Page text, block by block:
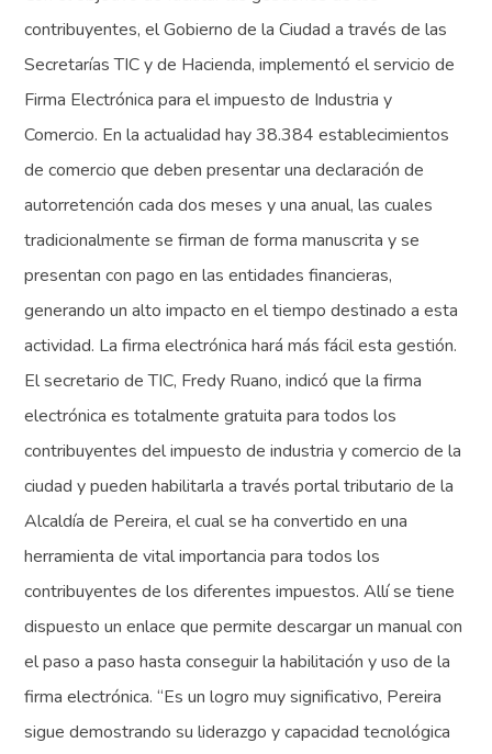
contribuyentes, el Gobierno de la Ciudad a través de las
Secretarías TIC y de Hacienda, implementó el servicio de
Firma Electrónica para el impuesto de Industria y
Comercio. En la actualidad hay 38.384 establecimientos
de comercio que deben presentar una declaración de
autorretención cada dos meses y una anual, las cuales
tradicionalmente se firman de forma manuscrita y se
presentan con pago en las entidades financieras,
generando un alto impacto en el tiempo destinado a esta
actividad. La firma electrónica hará más fácil esta gestión.
El secretario de TIC, Fredy Ruano, indicó que la firma
electrónica es totalmente gratuita para todos los
contribuyentes del impuesto de industria y comercio de la
ciudad y pueden habilitarla a través portal tributario de la
Alcaldía de Pereira, el cual se ha convertido en una
herramienta de vital importancia para todos los
contribuyentes de los diferentes impuestos. Allí se tiene
dispuesto un enlace que permite descargar un manual con
el paso a paso hasta conseguir la habilitación y uso de la
firma electrónica. “Es un logro muy significativo, Pereira
sigue demostrando su liderazgo y capacidad tecnológica